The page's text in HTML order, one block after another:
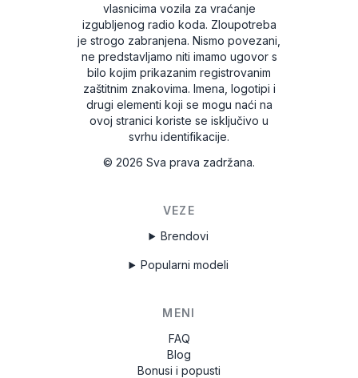
vlasnicima vozila za vraćanje
izgubljenog radio koda. Zloupotreba
je strogo zabranjena. Nismo povezani,
ne predstavljamo niti imamo ugovor s
bilo kojim prikazanim registrovanim
zaštitnim znakovima. Imena, logotipi i
drugi elementi koji se mogu naći na
ovoj stranici koriste se isključivo u
svrhu identifikacije.
© 2026 Sva prava zadržana.
VEZE
Brendovi
Popularni modeli
MENI
FAQ
Blog
Bonusi i popusti